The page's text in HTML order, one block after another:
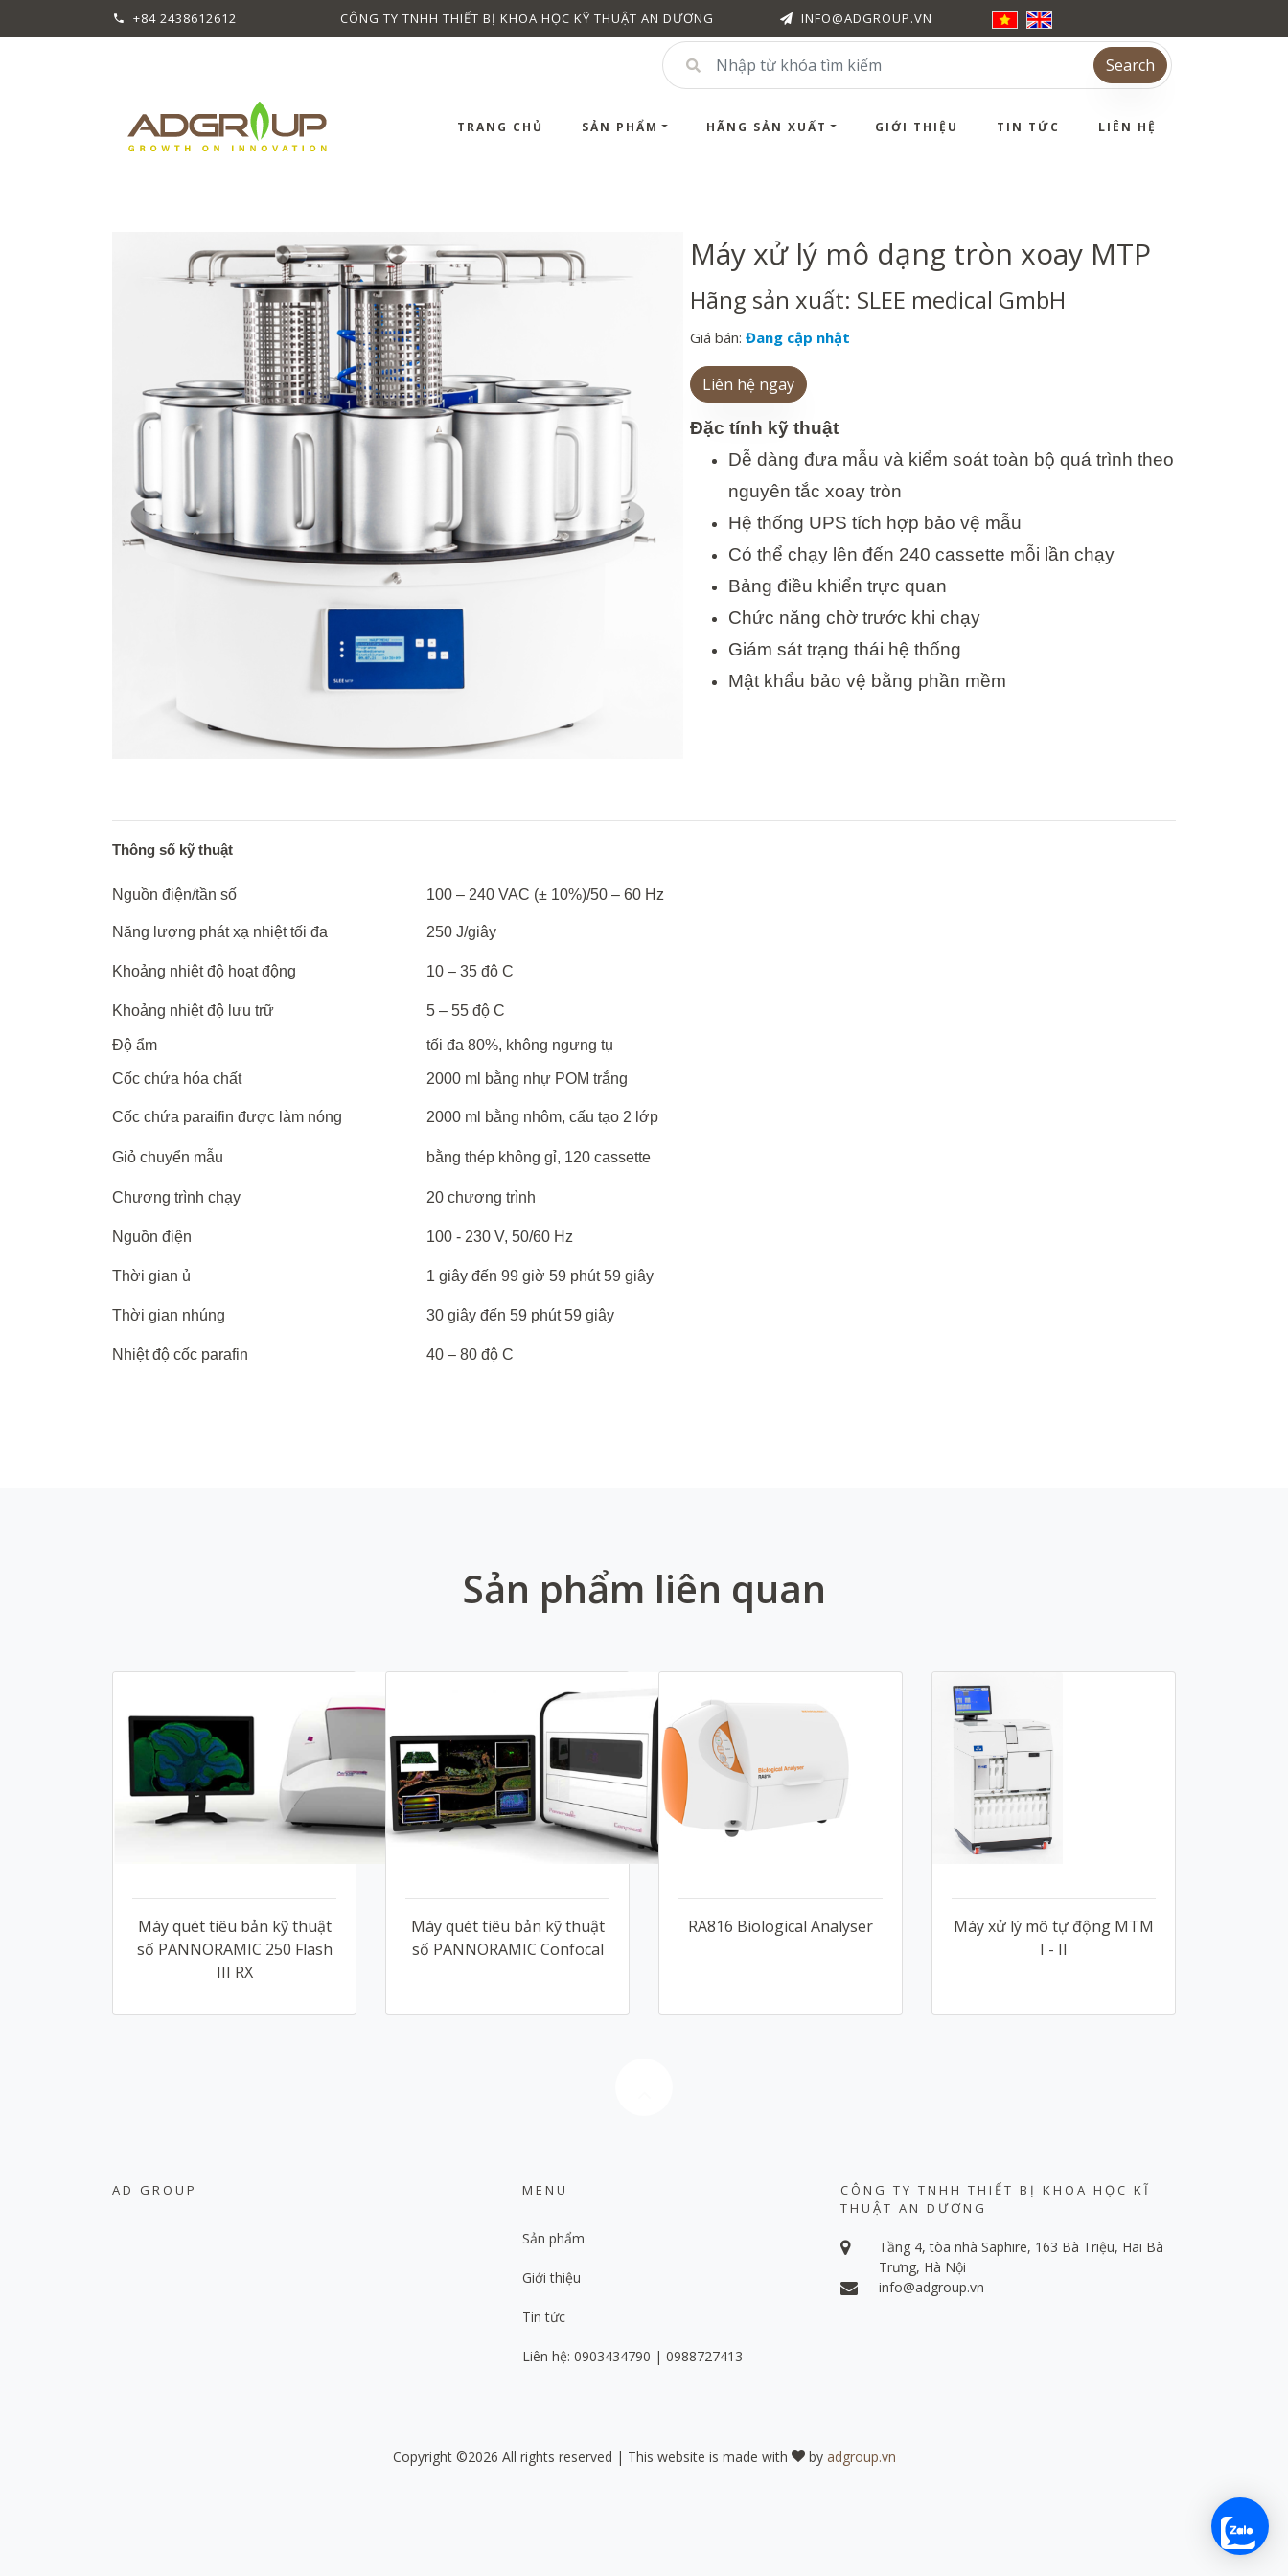
+84 2438612612 CÔNG TY TNHH THIẾT BỊ KHOA HỌC KỸ THUẬT AN DƯƠNG INFO@ADGROUP.VN
Search
TRANG CHỦ SẢN PHẨM HÃNG SẢN XUẤT GIỚI THIỆU TIN TỨC LIÊN HỆ
Máy xử lý mô dạng tròn xoay MTP
Hãng sản xuất: SLEE medical GmbH
Giá bán: Đang cập nhật
Liên hệ ngay
Đặc tính kỹ thuật
Dễ dàng đưa mẫu và kiểm soát toàn bộ quá trình theo
nguyên tắc xoay tròn
Hệ thống UPS tích hợp bảo vệ mẫu
Có thể chạy lên đến 240 cassette mỗi lần chạy
Bảng điều khiển trực quan
Chức năng chờ trước khi chạy
Giám sát trạng thái hệ thống
Mật khẩu bảo vệ bằng phần mềm
Thông số kỹ thuật
Nguồn điện/tần số 100 – 240 VAC (± 10%)/50 – 60 Hz
Năng lượng phát xạ nhiệt tối đa 250 J/giây
Khoảng nhiệt độ hoạt động 10 – 35 đô C
Khoảng nhiệt độ lưu trữ 5 – 55 độ C
Độ ẩm tối đa 80%, không ngưng tụ
Cốc chứa hóa chất 2000 ml bằng nhự POM trắng
Cốc chứa paraifin được làm nóng 2000 ml bằng nhôm, cấu tạo 2 lớp
Giỏ chuyển mẫu bằng thép không gỉ, 120 cassette
Chương trình chạy 20 chương trình
Nguồn điện 100 - 230 V, 50/60 Hz
Thời gian ủ 1 giây đến 99 giờ 59 phút59 giây
Thời gian nhúng 30 giây đến 59 phút59 giây
Nhiệt độ cốc parafin 40 – 80 độ C
Sản phẩm liên quan
Máy quét tiêu bản kỹ thuật
số PANNORAMIC 250 Flash
III RX
Máy quét tiêu bản kỹ thuật
số PANNORAMIC Confocal
RA816 Biological Analyser
Máy xử lý mô tự động MTM
I - II
AD GROUP MENU
Sản phẩm
Giới thiệu
Tin tức
Liên hệ: 0903434790 | 0988727413
CÔNG TY TNHH THIẾT BỊ KHOA HỌC KĨ
THUẬT AN DƯƠNG
Tầng 4, tòa nhà Saphire, 163 Bà Triệu, Hai Bà
Trưng, Hà Nội
info@adgroup.vn
Copyright ©2026 All rights reserved | This website is made with by adgroup.vn